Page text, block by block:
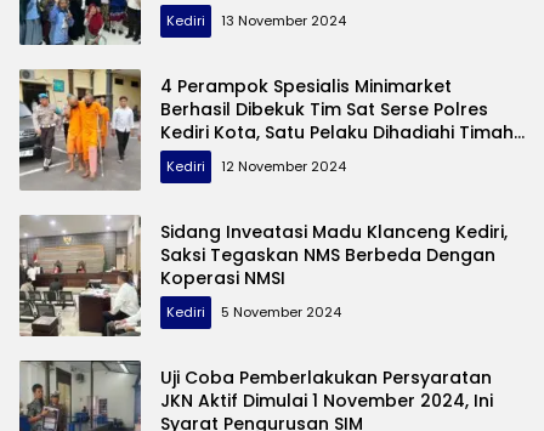
Kediri 13 November 2024
4 Perampok Spesialis Minimarket
Berhasil Dibekuk Tim Sat Serse Polres
Kediri Kota, Satu Pelaku Dihadiahi Timah
Panas
Kediri 12 November 2024
Sidang Inveatasi Madu Klanceng Kediri,
Saksi Tegaskan NMS Berbeda Dengan
Koperasi NMSI
Kediri 5 November 2024
Uji Coba Pemberlakukan Persyaratan
JKN Aktif Dimulai 1 November 2024, Ini
Syarat Pengurusan SIM